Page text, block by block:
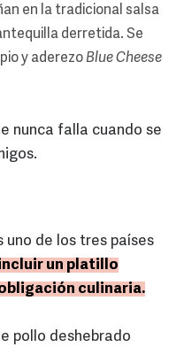
en la tradicional salsa
derretida. Se
y aderezoBlue Cheese
nunca falla cuando se
uno de los tres países
un platillo
culinaria.
pollo deshebrado